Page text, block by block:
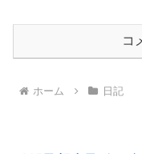
コ
ホーム 日記